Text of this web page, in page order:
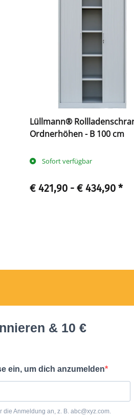
Lüllmann®
Ordnerhöhen - B 100 cm
Sofort verfügbar
€ 421,90 - € 434,90 *